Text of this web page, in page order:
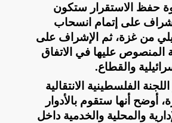
حفظ الاستقرار ستكون
على إتمام انسحاب
من غزة، ثم الإشراف على
المنصوص عليها في الاتفاق
والقطاع.
الفلسطينية الانتقالية
أوضح أنها ستقوم بالأدوار
والمحلية والخدمية داخل